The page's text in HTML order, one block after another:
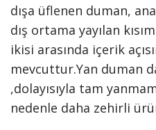
dışa üflenen duman,
dış ortama yayılan
ikisi arasında içerik
mevcuttur.Yan duman
,dolayısıyla tam
nedenle daha zehirli